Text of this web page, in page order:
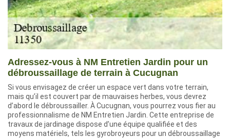
Adressez-vous à NM Entretien Jardin pour un
débroussaillage de terrain à Cucugnan
Si vous envisagez de créer un espace vert dans votre terrain,
mais qu’il est couvert par de mauvaises herbes, vous devrez
d’abord le débroussailler. À Cucugnan, vous pourrez vous fier au
professionnalisme de NM Entretien Jardin. Cette entreprise de
travaux de jardinage dispose d’une équipe qualifiée et des
moyens matériels, tels les gyrobroyeurs pour un débroussaillage